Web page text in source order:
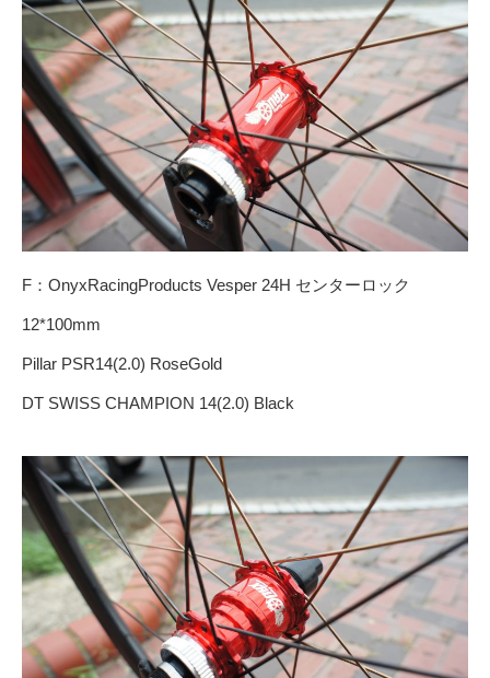
F：OnyxRacingProducts Vesper 24H センターロック
12*100mm
Pillar PSR14(2.0) RoseGold
DT SWISS CHAMPION 14(2.0) Black